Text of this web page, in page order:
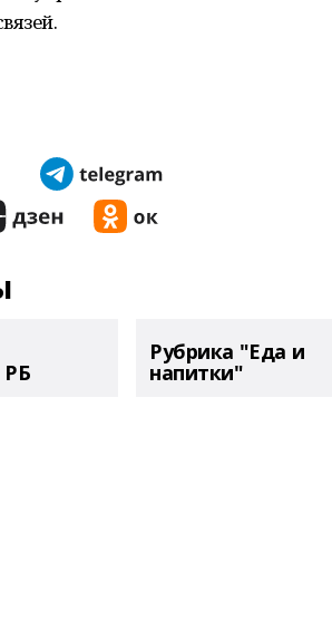
РБ
Рубрика "Еда и
напитки"